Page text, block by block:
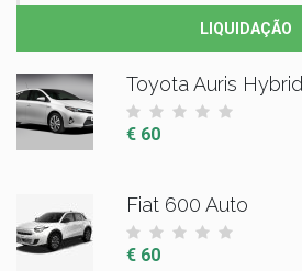
LIQUIDAÇÃO
Toyota Auris Hybrid
€ 60
Fiat 600 Auto
€ 60